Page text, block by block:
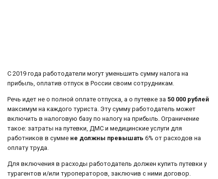
С 2019 года работодатели могут уменьшить сумму налога на
прибыль, оплатив отпуск в России своим сотрудникам.
Речь идет не о полной оплате отпуска, а о путевке за 50 000 рублей
максимум на каждого туриста. Эту сумму работодатель может
включить в налоговую базу по налогу на прибыль. Ограничение
такое: затраты на путевки, ДМС и медицинские услуги для
работников в сумме не должны превышать 6% от расходов на
оплату труда.
Для включения в расходы работодатель должен купить путевки у
турагентов и/или туроператоров, заключив с ними договор.